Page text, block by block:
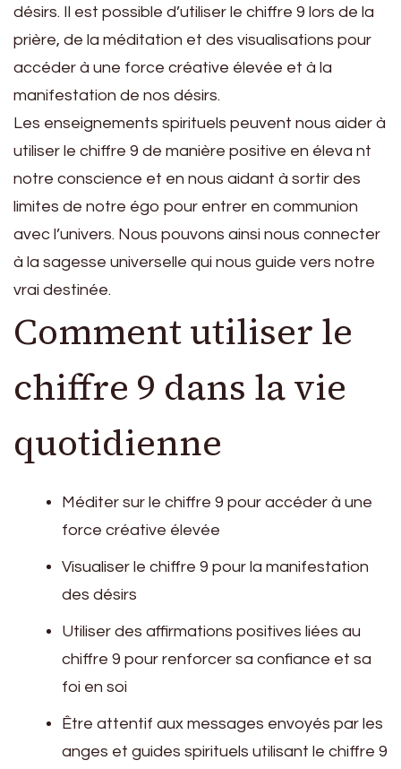
désirs. Il est possible d’utiliser le chiffre 9 lors de la
prière, de la méditation et des visualisations pour
accéder à une force créative élevée et à la
manifestation de nos désirs.
Les enseignements spirituels peuvent nous aider à
utiliser le chiffre 9 de manière positive en éleva nt
notre conscience et en nous aidant à sortir des
limites de notre égo pour entrer en communion
avec l’univers. Nous pouvons ainsi nous connecter
à la sagesse universelle qui nous guide vers notre
vrai destinée.
Comment utiliser le
chiffre 9 dans la vie
quotidienne
Méditer sur le chiffre 9 pour accéder à une
force créative élevée
Visualiser le chiffre 9 pour la manifestation
des désirs
Utiliser des affirmations positives liées au
chiffre 9 pour renforcer sa confiance et sa
foi en soi
Être attentif aux messages envoyés par les
anges et guides spirituels utilisant le chiffre 9